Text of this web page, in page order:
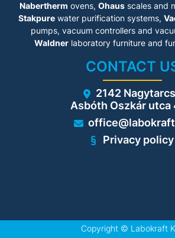
Nabertherm ovens, Ohausscales and
Stakpure water purification systems,
pumps, vacuum controllers and
Waldnerlaboratory furniture and
CONTACT
2142
Asbóth Oszkár utca
Privacy policy
Copyright © Labokraft